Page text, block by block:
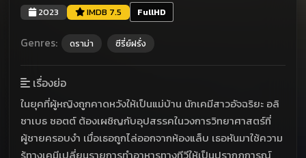
2023 IMDB 7.5 FullHD
Genres: ดราม่า ซีรี่ย์ฝรั่ง
เรื่องย่อ
ในยุคที่ผู้หญิงถูกคาดหวังให้เป็นแม่บ้าน นักเคมีสาวอัจฉริยะ อลิ
ซาเบธ ซอตต์ ต้องเผชิญกับอุปสรรคในวงการวิทยาศาสตร์ที่
ผู้ชายครอบงำ เมื่อเธอถูกไล่ออกจากห้องแล็บ เธอหันมาใช้ความ